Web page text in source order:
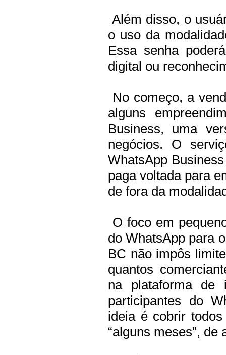
Além disso, o
o uso da
Essa senha
digital ou
No começo, a
alguns
Business, uma
negócios. O
WhatsApp
paga voltada para
de fora da
O foco em
do WhatsApp para
BC não impôs
quantos
na plataforma
participantes do
ideia é cobrir
“alguns meses”,